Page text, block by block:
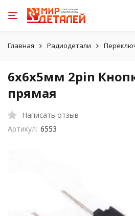
Главная Радиодетали
6х6х5мм 2pin
прямая
Написать отзыв
Артикул: 6553